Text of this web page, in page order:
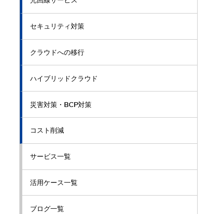
セキュリティ対策
クラウドへの移行
ハイブリッドクラウド
災害対策・BCP対策
コスト削減
サービス一覧
活用ケース一覧
ブログ一覧